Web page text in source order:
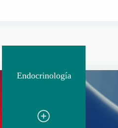
Endocrinología